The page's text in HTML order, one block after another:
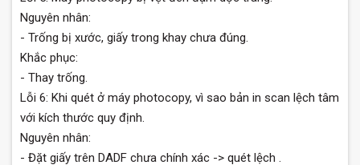
Nguyên nhân:
- Trống bị xước, giấy trong khay chưa đúng.
Khắc phục:
- Thay trống.
Lỗi 6: Khi quét ở máy photocopy, vì sao bản in scan lệch tâm
với kích thước quy định.
Nguyên nhân:
- Đặt giấy trên DADF chưa chính xác -> quét lệch .